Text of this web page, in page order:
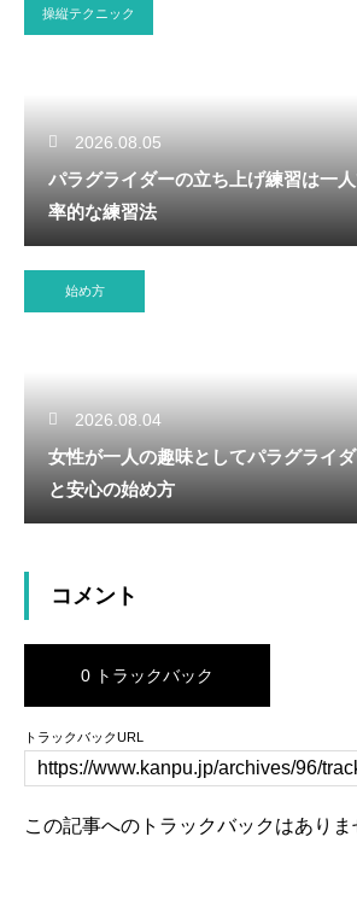
操縦テクニック
2026.08.05
パラグライダーの立ち上げ練習は一
率的な練習法
始め方
2026.08.04
女性が一人の趣味としてパラグライ
と安心の始め方
コメント
0 トラックバック
トラックバックURL
この記事へのトラックバックはありま